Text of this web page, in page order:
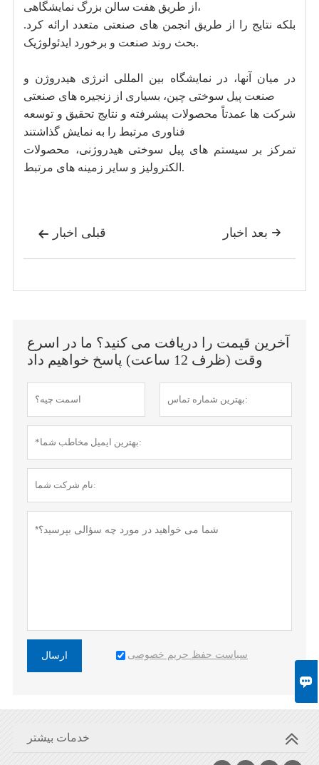

از طریق هفت سالن بزرگ نمایشگاهی،
بلکه نتایج را از طریق انجمن های صنعتی متعدد ارائه کرد.
بحث روند صنعت و برخورد ایدئولوژیک.
در میان آنها، در نمایشگاه بین المللی انرژی هیدروژن و
شرکت ها عمدتاً محصولات پیشرفته و نتایج تحقیق و توسعه
فناوری مرتبط را به نمایش گذاشتند
تمرکز بر سیستم های پیل سوختی هیدروژنی، محصولات
الکترولیز و سایر زمینه های مرتبط.
 قبلی اخبار  بعد اخبار
آخرین قیمت را دریافت می کنید؟ ما در اسرع
وقت (ظرف 12 ساعت) پاسخ خواهیم داد
ارسال سیاست حفظ حریم خصوصی
خدمات بیشتر